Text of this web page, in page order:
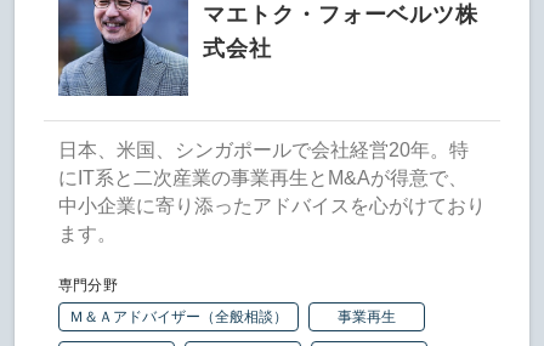
マエトク・フォーベルツ株
式会社
日本、米国、シンガポールで会社経営20年。特
にIT系と二次産業の事業再生とM&Aが得意で、
中小企業に寄り添ったアドバイスを心がけており
ます。
専門分野
Ｍ＆Ａアドバイザー（全般相談）
事業再生